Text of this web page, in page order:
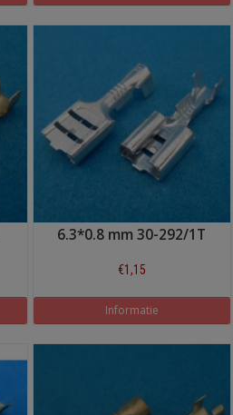
6.3*0.8 mm 30-292/1T
€1,15
Informatie